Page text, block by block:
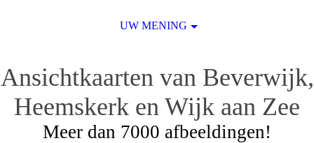
Ansichtkaarten van Beverwijk,
Heemskerk en Wijk aan Zee
Meer dan 7000 afbeeldingen!
UW MENING